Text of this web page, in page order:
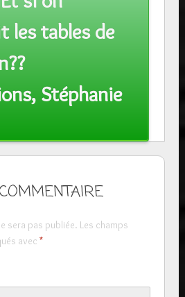
les tables de
Stéphanie
sera pas publiée. Les champs
avec *